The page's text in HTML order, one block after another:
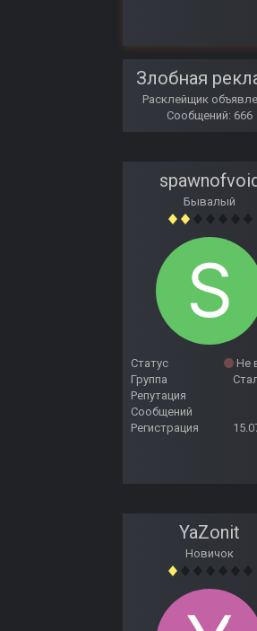
Злобная
Расклейщик
Сообщений: 666
Бывалый
Статус
Не
Группа
Репутация
Сообщений
Регистрация
YaZonit
Новичок